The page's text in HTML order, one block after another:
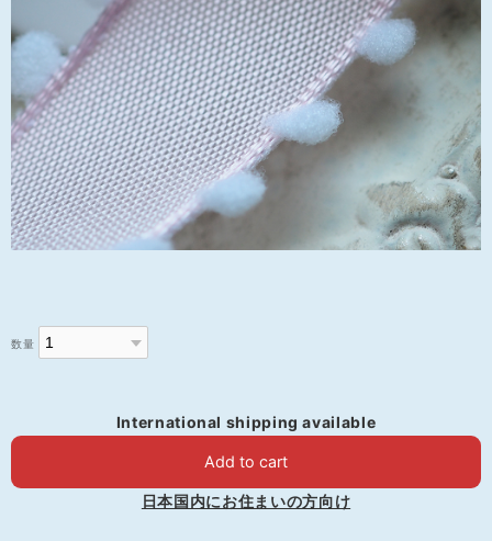
数量
International shipping available
Add to cart
日本国内にお住まいの方向け